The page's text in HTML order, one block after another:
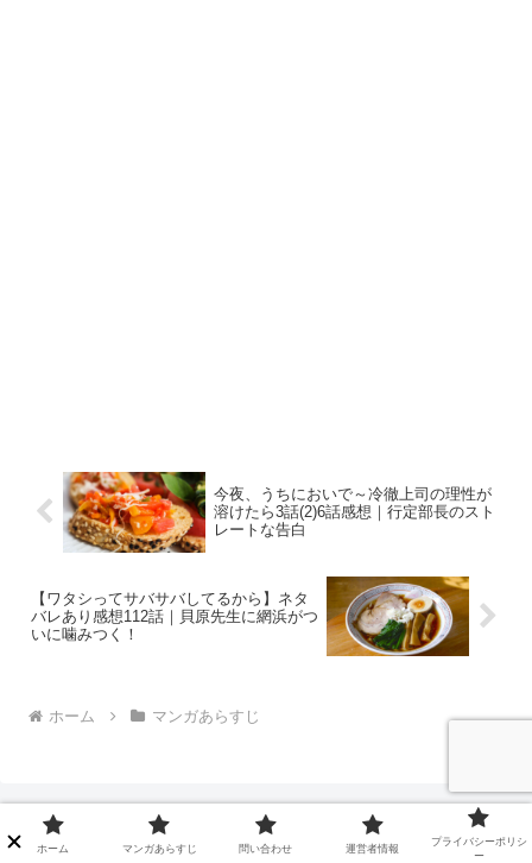
今夜、うちにおいで～冷徹上司の理性が
溶けたら3話(2)6話感想｜行定部長のスト
レートな告白
【ワタシってサバサバしてるから】ネタ
バレあり感想112話｜貝原先生に網浜がつ
いに噛みつく！
ホーム マンガあらすじ
ホーム マンガあらすじ 問い合わせ 運営者情報
プライバシーポリシ
ー